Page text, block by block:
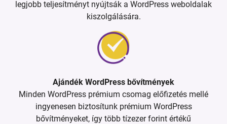
legjobb teljesítményt nyújtsák a WordPress weboldalak
kiszolgálására.
Ajándék WordPress bővítmények
Minden WordPress prémium csomag előfizetés mellé
ingyenesen biztosítunk prémium WordPress
bővítményeket, így több tízezer forint értékű